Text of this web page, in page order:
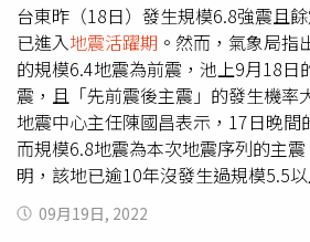
台東昨（18日）發生規模6.8強震且
已進入地震活躍期 。然而，氣象局指
的規模6.4地震為前震，池上9月18日
震，且「先前震後主震」的發生機率
地震中心主任陳國昌表示，17日晚間
而規模6.8地震為本次地震序列的主
明，該地已逾10年沒發生過規模5.5
只發生過7次規模5以上地震且6次規
的能量被積累，這次才會出現較大規
09月19日, 2022